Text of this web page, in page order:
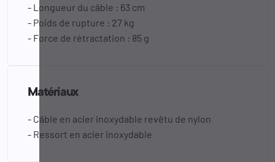
- Longueur du câble : 63 cm
- Poids de rupture : 27 kg
- Force de rétractation : 85 g
Matériaux
- Câble en acier inoxydable revêtu de nylon
- Ressort en acier inoxydable